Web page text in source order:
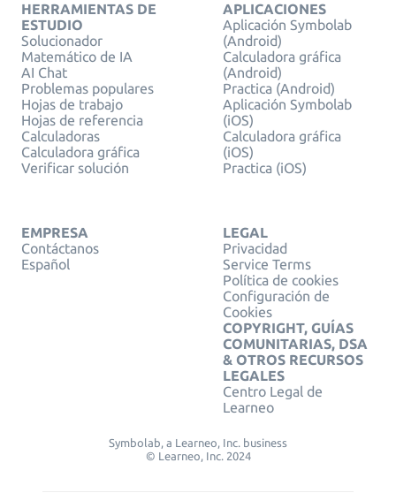
HERRAMIENTAS DE
ESTUDIO
Solucionador
Matemático de IA
AI Chat
Problemas populares
Hojas de trabajo
Hojas de referencia
Calculadoras
Calculadora gráfica
Verificar solución
APLICACIONES
Aplicación Symbolab
(Android)
Calculadora gráfica
(Android)
Practica (Android)
Aplicación Symbolab
(iOS)
Calculadora gráfica
(iOS)
Practica (iOS)
EMPRESA
Contáctanos
Español
LEGAL
Privacidad
Service Terms
Política de cookies
Configuración de
Cookies
COPYRIGHT, GUÍAS
COMUNITARIAS, DSA
& OTROS RECURSOS
LEGALES
Centro Legal de
Learneo
Symbolab, a Learneo, Inc. business
© Learneo, Inc. 2024